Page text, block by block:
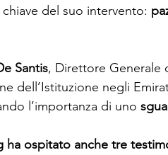
del suo intervento:
Santis, Direttore Generale
dell’Istituzione negli
l’importanza di uno
ha ospitato anche tre